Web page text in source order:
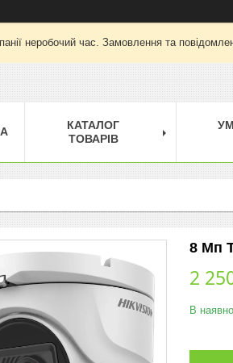
неробочий час. Замовлення та
КАТАЛОГ
ТОВАРІВ
8 Мп
2
В